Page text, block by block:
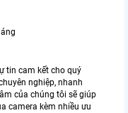
tin cam kết cho quý
nghiệp, nhanh
của chúng tôi sẽ giúp
camera kèm nhiều ưu